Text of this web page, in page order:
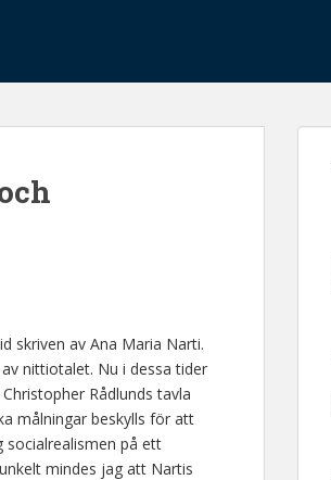
skriven av Ana Maria Narti.
nittiotalet. Nu i dessa tider
Rådlunds tavla
målningar beskylls för att
socialrealismen på ett
mindes jag att Nartis